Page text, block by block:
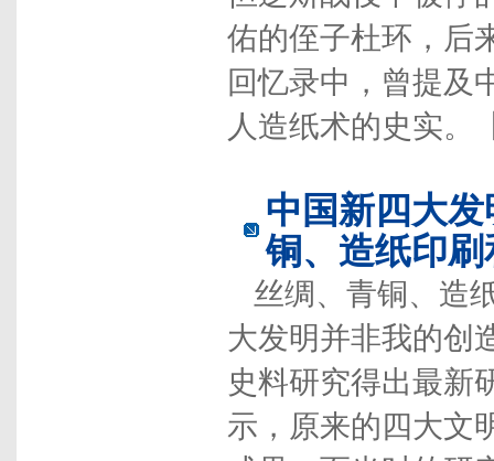
佑的侄子杜环，后
回忆录中，曾提及
人造纸术的史实。
中国新四大
铜、造纸印刷
丝绸、青铜、造
大发明并非我的创
史料研究得出最新
示，原来的四大文